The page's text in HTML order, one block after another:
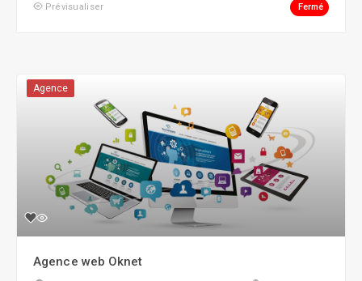
Prévisualiser Fermé
Agence
Agence web Oknet